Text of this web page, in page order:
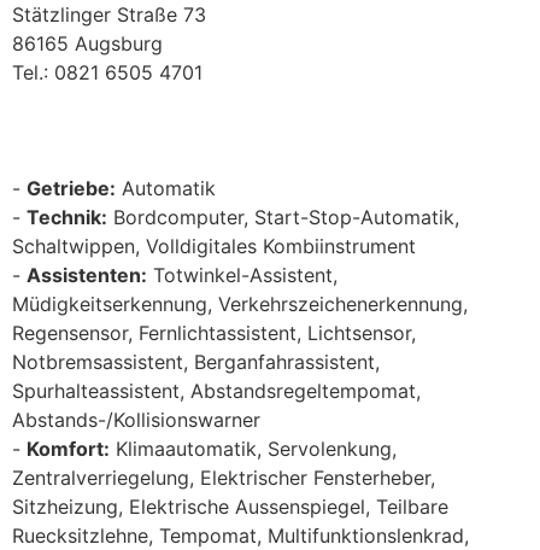
Stätzlinger Straße 73
86165 Augsburg
Tel.: 0821 6505 4701
Getriebe: Automatik
Technik: Bordcomputer, Start-Stop-Automatik,
Schaltwippen, Volldigitales Kombiinstrument
Assistenten: Totwinkel-Assistent,
Müdigkeitserkennung, Verkehrszeichenerkennung,
Regensensor, Fernlichtassistent, Lichtsensor,
Notbremsassistent, Berganfahrassistent,
Spurhalteassistent, Abstandsregeltempomat,
Abstands-/Kollisionswarner
Komfort: Klimaautomatik, Servolenkung,
Zentralverriegelung, Elektrischer Fensterheber,
Sitzheizung, Elektrische Aussenspiegel, Teilbare
Ruecksitzlehne, Tempomat, Multifunktionslenkrad,